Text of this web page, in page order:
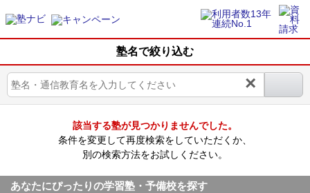
塾名で絞り込む
×
該当する塾が見つかりませんでした。
条件を変更して再度検索をしていただくか、
別の検索方法をお試しください。
あなたにぴったりの学習塾・予備校を探す